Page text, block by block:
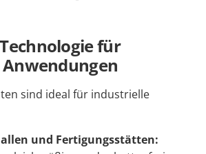
für
sind ideal für industrielle
und Fertigungsstätten: